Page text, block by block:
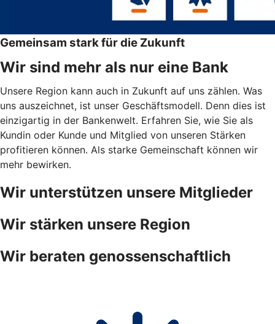
Gemeinsam stark für die Zukunft
Wir sind mehr als nur eine Bank
Unsere Region kann auch in Zukunft auf uns zählen. Was
uns auszeichnet, ist unser Geschäftsmodell. Denn dies ist
einzigartig in der Bankenwelt. Erfahren Sie, wie Sie als
Kundin oder Kunde und Mitglied von unseren Stärken
profitieren können. Als starke Gemeinschaft können wir
mehr bewirken.
Wir unterstützen unsere Mitglieder
Wir stärken unsere Region
Wir beraten genossenschaftlich